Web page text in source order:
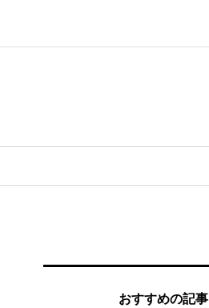
おすすめの記事